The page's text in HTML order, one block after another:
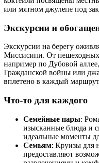
или мятном джулепе под
Экскурсии и
Экскурсии на берегу
Миссисипи. От
например по Дубовой
Гражданской войны или
вплетено в каждый
Что-то для каждого
Семейные пары:
изысканные блюда и
идеальные моменты
Семьям: Круизы для
предоставляют